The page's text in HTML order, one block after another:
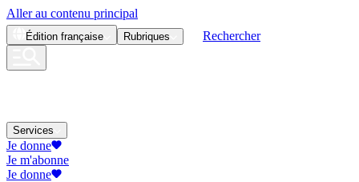
Aller au contenu principal
Édition française Rubriques Rechercher
Services
Je donne
Je m'abonne
Je donne